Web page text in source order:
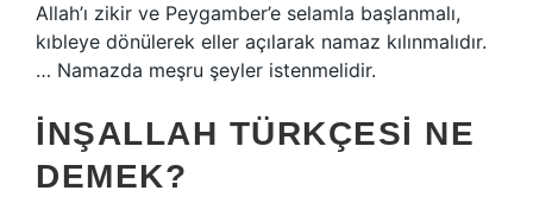
Allah’ı zikir ve Peygamber’e selamla başlanmalı,
kıbleye dönülerek eller açılarak namaz kılınmalıdır.
… Namazda meşru şeyler istenmelidir.
İNŞALLAH TÜRKÇESI NE
DEMEK?